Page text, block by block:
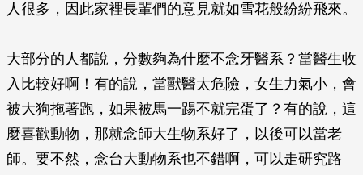
人很多，因此家裡長輩們的意見就如雪花般紛紛飛來。
大部分的人都說，分數夠為什麼不念牙醫系？當醫生收
入比較好啊！有的說，當獸醫太危險，女生力氣小，會
被大狗拖著跑，如果被馬一踢不就完蛋了？有的說，這
麼喜歡動物，那就念師大生物系好了，以後可以當老
師。要不然，念台大動物系也不錯啊，可以走研究路